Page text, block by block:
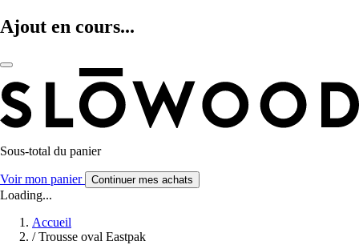
Ajout en cours...
Sous-total du panier
Voir mon panier Continuer mes achats
Loading...
Accueil
/ Trousse oval Eastpak